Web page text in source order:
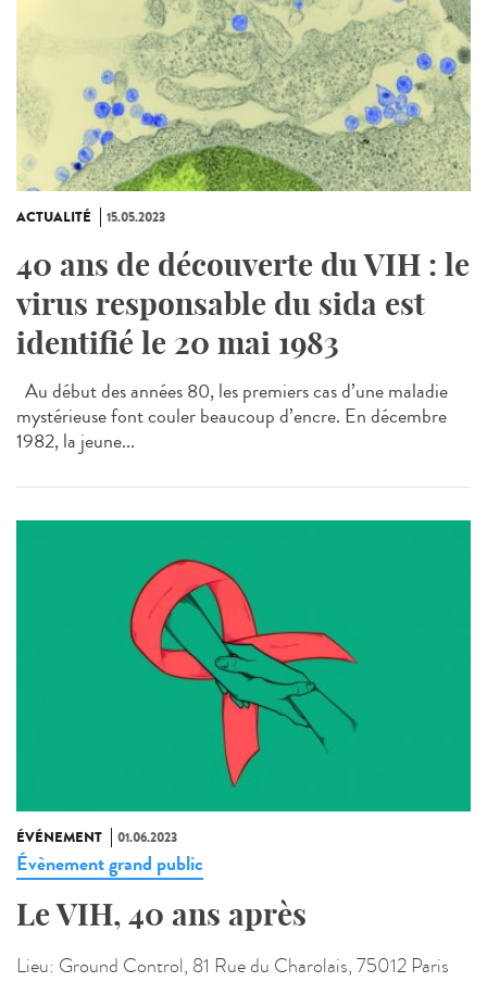
ACTUALITÉ 15.05.2023
40 ans de découverte du VIH : le
virus responsable du sida est
identifié le 20 mai 1983
Au début des années 80, les premiers cas d’une maladie
mystérieuse font couler beaucoup d’encre. En décembre
1982, la jeune...
ÉVÉNEMENT 01.06.2023
Évènement grand public
Le VIH, 40 ans après
Lieu: Ground Control, 81 Rue du Charolais, 75012 Paris